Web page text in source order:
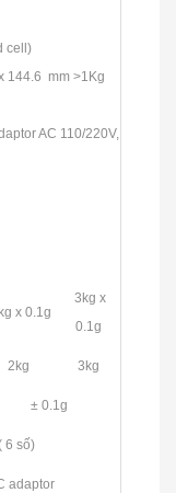
cell)
144.6 mm >1Kg
AC 110/220V,
x 0.1g
3kg x
0.1g
2kg 3kg
± 0.1g
6 số)
adaptor